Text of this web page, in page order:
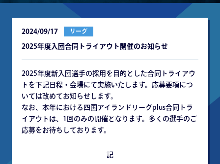
2024/09/17 リーグ
2025年度入団合同トライアウト開催のお知らせ
2025年度新入団選手の採用を目的とした合同トライアウ
トを下記日程・会場にて実施いたします。応募要項につ
いては改めてお知らせします。
なお、本年における四国アイランドリーグplus合同トラ
イアウトは、1回のみの開催となります。多くの選手のご
応募をお待ちしております。
記